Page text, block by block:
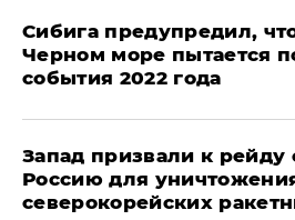
Сибига предупредил,
Черном море пытается
события 2022 года
Запад призвали к рейду
Россию для
северокорейских